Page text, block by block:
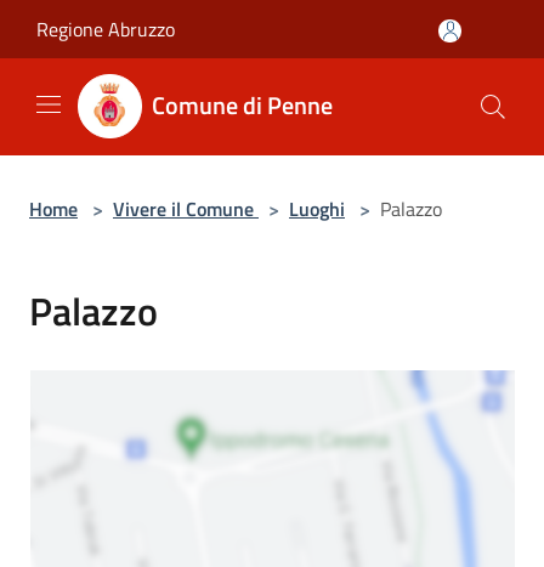
Regione Abruzzo
Comune di Penne
Home > Vivere il Comune > Luoghi > Palazzo
Palazzo